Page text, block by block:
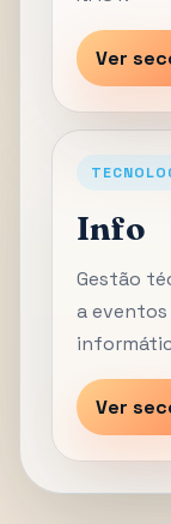
Ver
Info
Gestão
a
Ver